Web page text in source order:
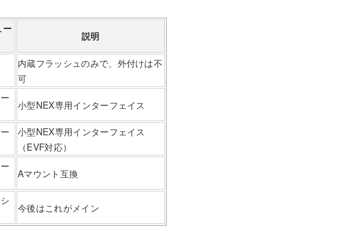
ー
説明
内蔵フラッシュのみで、外付けは不
可
小型NEX専用インターフェイス
小型NEX専用インターフェイス
（EVF対応）
Aマウント互換
今後はこれがメイン